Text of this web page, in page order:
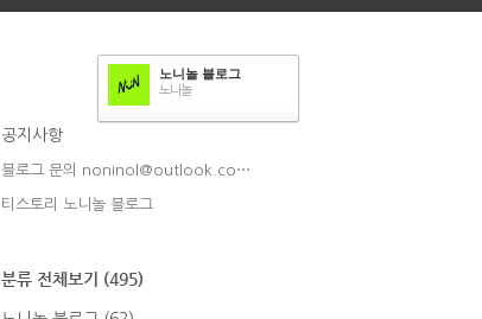
노니놀 블로그
노니놀
공지사항
블로그 문의 noninol@outlook.co⋯
티스토리 노니놀 블로그
분류 전체보기 (495)